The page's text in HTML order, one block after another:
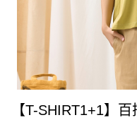
【T-SHIRT1+1】